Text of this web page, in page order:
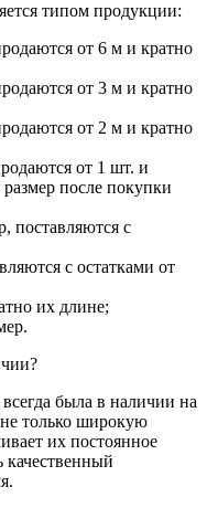
типом продукции:
от 6 м и кратно
от 3 м и кратно
от 2 м и кратно
от 1 шт. и
после покупки
поставляются с
с остатками от
их длине;
была в наличии на
только широкую
их постоянное
качественный